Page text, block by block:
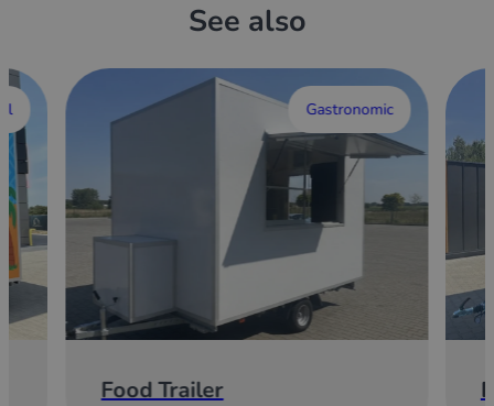
See also
Gastronomic
Food Trailer